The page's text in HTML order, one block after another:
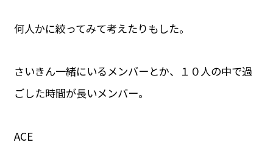
何人かに絞ってみて考えたりもした。
さいきん一緒にいるメンバーとか、１０人の中で過
ごした時間が長いメンバー。
ACE